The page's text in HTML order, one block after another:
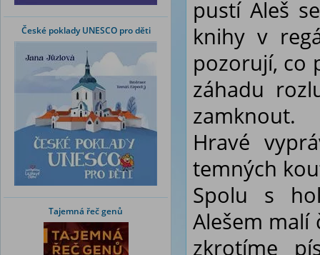
České poklady UNESCO pro děti
Tajemná řeč genů
pustí Aleš
knihy v
pozorují, co
záhadu
zamknout.
Hravé
temných
Spolu s
Alešem malí
zkrotíme